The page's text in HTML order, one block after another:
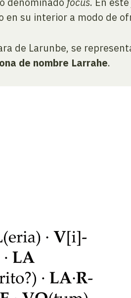
en su interior a modo de
de Larunbe, se
de nombre Larrahe.